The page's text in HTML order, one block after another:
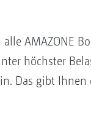
AMAZONE
höchster
Das gibt